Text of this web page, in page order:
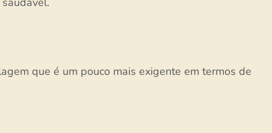
que é um pouco mais exigente em termos de